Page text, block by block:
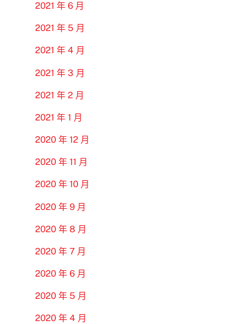
2021 年 6 月
2021 年 5 月
2021 年 4 月
2021 年 3 月
2021 年 2 月
2021 年 1 月
2020 年 12 月
2020 年 11 月
2020 年 10 月
2020 年 9 月
2020 年 8 月
2020 年 7 月
2020 年 6 月
2020 年 5 月
2020 年 4 月